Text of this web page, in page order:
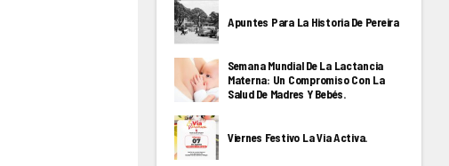
Apuntes Para La Historia De Pereira
Semana Mundial De La Lactancia
Materna: Un Compromiso Con La
Salud De Madres Y Bebés.
Viernes Festivo La Via Activa.